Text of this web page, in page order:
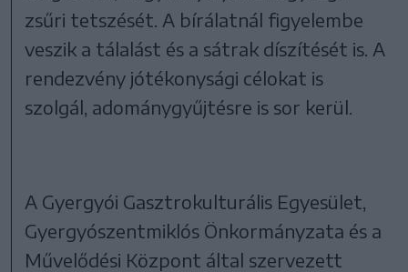
zsűri tetszését. A bírálatnál figyelembe
veszik a tálalást és a sátrak díszítését is. A
rendezvény jótékonysági célokat is
szolgál, adománygyűjtésre is sor kerül.
A Gyergyói Gasztrokulturális Egyesület,
Gyergyószentmiklós Önkormányzata és a
Művelődési Központ által szervezett